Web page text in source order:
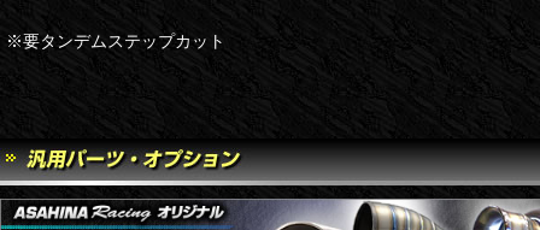
※要タンデムステップカット